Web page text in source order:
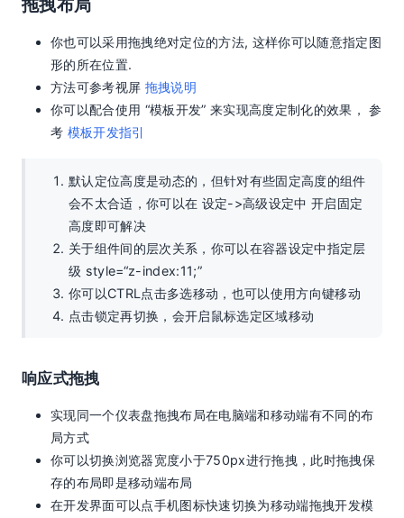
拖拽布局
你也可以采用拖拽绝对定位的方法, 这样你可以随意指定图
形的所在位置.
方法可参考视屏 拖拽说明
你可以配合使用 “模板开发” 来实现高度定制化的效果， 参
考 模板开发指引
默认定位高度是动态的，但针对有些固定高度的组件
会不太合适，你可以在 设定->高级设定中 开启固定
高度即可解决
关于组件间的层次关系，你可以在容器设定中指定层
级 style=“z-index:11;”
你可以CTRL点击多选移动，也可以使用方向键移动
点击锁定再切换，会开启鼠标选定区域移动
响应式拖拽
实现同一个仪表盘拖拽布局在电脑端和移动端有不同的布
局方式
你可以切换浏览器宽度小于750px进行拖拽，此时拖拽保
存的布局即是移动端布局
在开发界面可以点手机图标快速切换为移动端拖拽开发模